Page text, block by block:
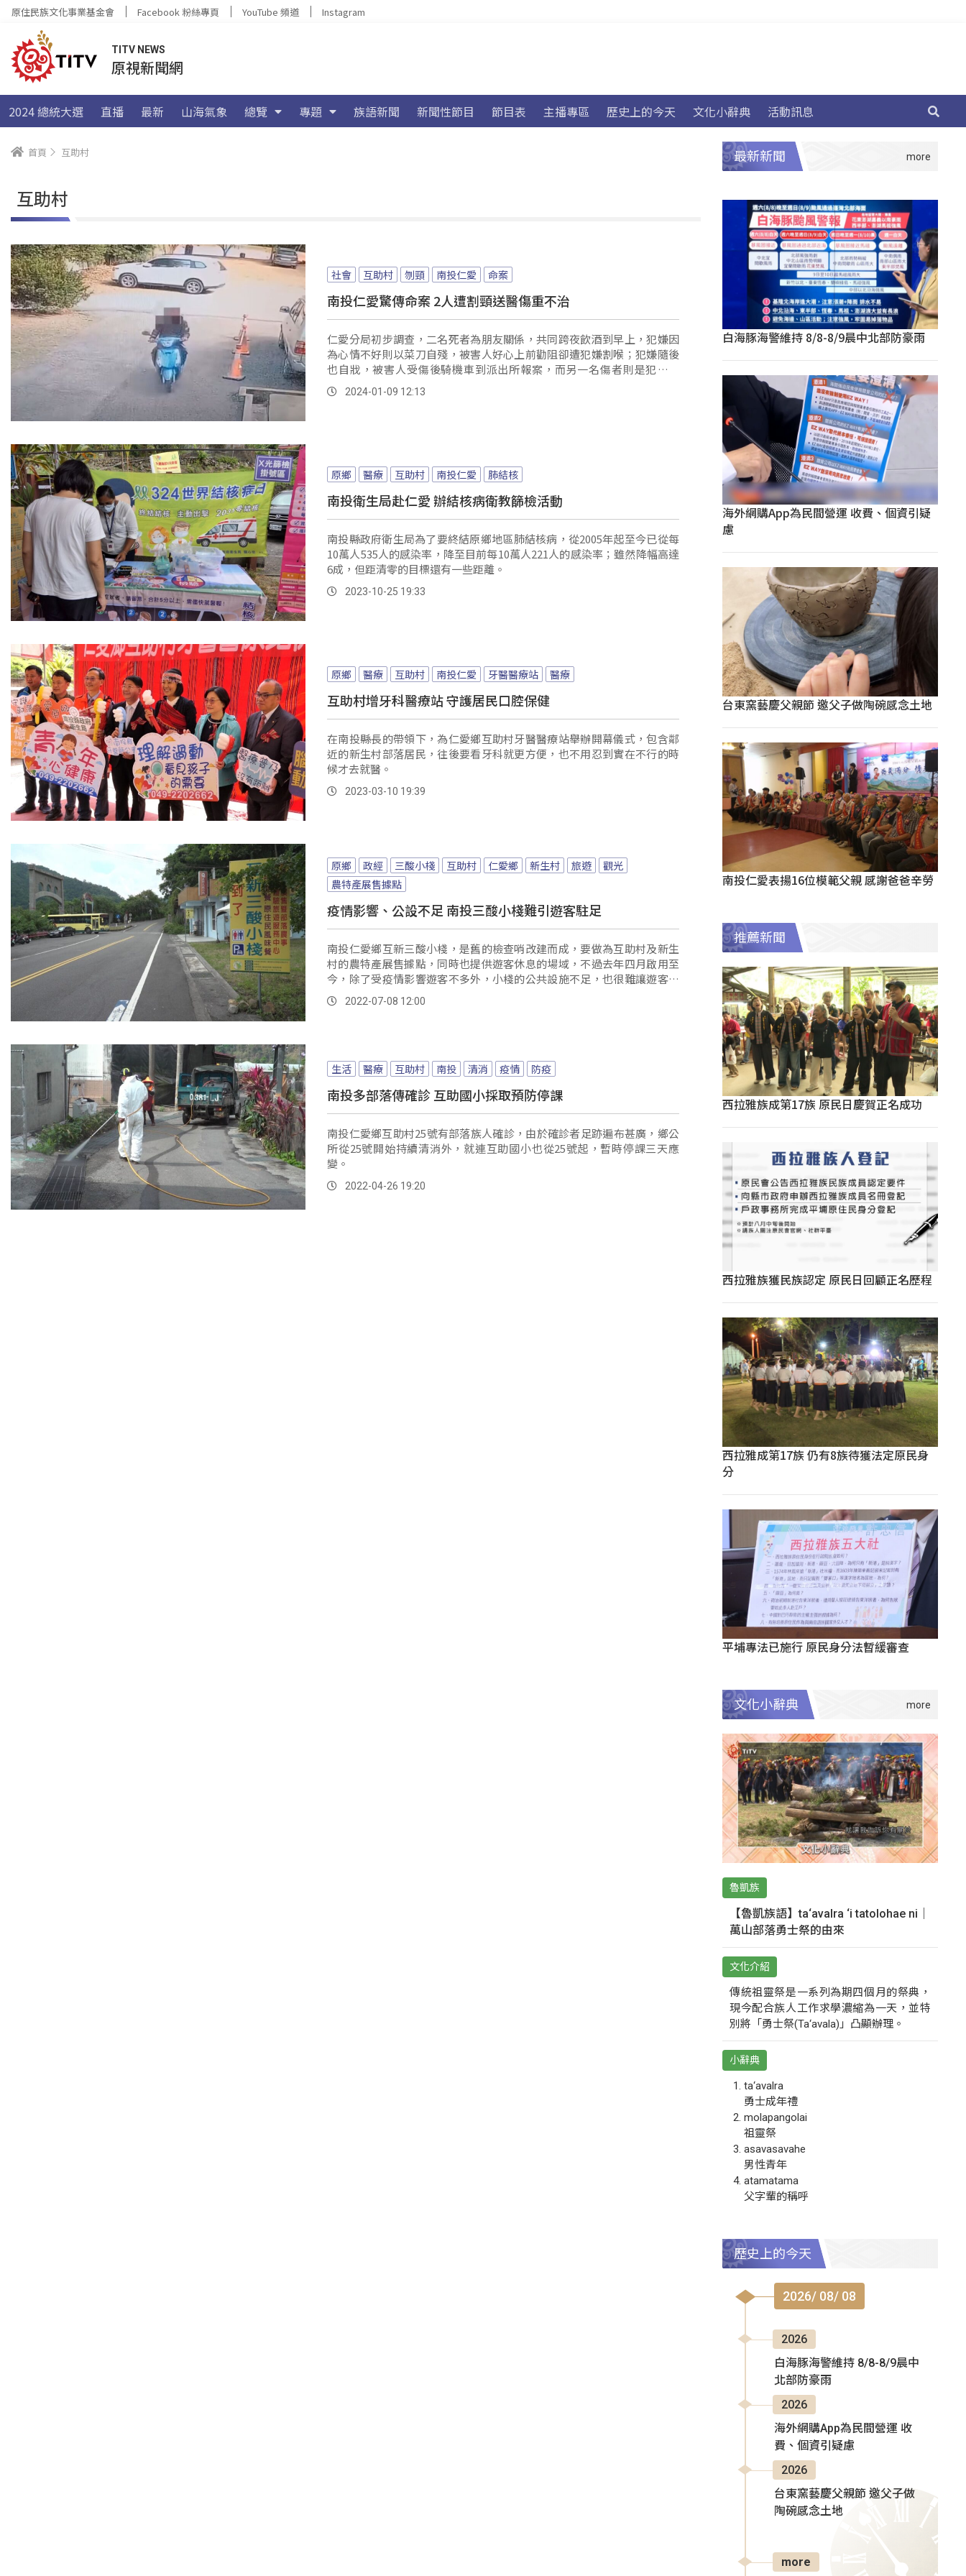
原住民族文化事業基金會 Facebook 粉絲專頁 YouTube 頻道 Instagram
TITV NEWS
原視新聞網
2024 總統大選 直播 最新 山海氣象 總覽 專題 族語新聞 新聞性節目 節目表 主播專區 歷史上的今天 文化小辭典 活動訊息
首頁 互助村
互助村
社會 互助村 刎頸 南投仁愛 命案
南投仁愛驚傳命案 2人遭割頸送醫傷重不治
仁愛分局初步調查，二名死者為朋友關係，共同跨夜飲酒到早上，犯嫌因
為心情不好則以菜刀自殘，被害人好心上前勸阻卻遭犯嫌割喉；犯嫌隨後
也自戕，被害人受傷後騎機車到派出所報案，而另一名傷者則是犯嫌父
親，因為要阻止衝突也遭到攻擊；二名死者皆因為傷勢嚴重失血過多不
治，全案南投警方己報請檢察官相驗、釐清案情。
2024-01-09 12:13
原鄉 醫療 互助村 南投仁愛 肺結核
南投衛生局赴仁愛 辦結核病衛教篩檢活動
南投縣政府衛生局為了要終結原鄉地區肺結核病，從2005年起至今已從每
10萬人535人的感染率，降至目前每10萬人221人的感染率；雖然降幅高達
6成，但距清零的目標還有一些距離。
2023-10-25 19:33
原鄉 醫療 互助村 南投仁愛 牙醫醫療站 醫療
互助村增牙科醫療站 守護居民口腔保健
在南投縣長的帶領下，為仁愛鄉互助村牙醫醫療站舉辦開幕儀式，包含鄰
近的新生村部落居民，往後要看牙科就更方便，也不用忍到實在不行的時
候才去就醫。
2023-03-10 19:39
原鄉 政經 三酸小棧 互助村 仁愛鄉 新生村 旅遊
觀光
農特產展售據點
疫情影響、公設不足 南投三酸小棧難引遊客駐足
南投仁愛鄉互新三酸小棧，是舊的檢查哨改建而成，要做為互助村及新生
村的農特產展售據點，同時也提供遊客休息的場域，不過去年四月啟用至
今，除了受疫情影響遊客不多外，小棧的公共設施不足，也很難讓遊客駐
足停留。
2022-07-08 12:00
生活 醫療 互助村 南投 清消 疫情 防疫
南投多部落傳確診 互助國小採取預防停課
南投仁愛鄉互助村25號有部落族人確診，由於確診者足跡遍布甚廣，鄉公
所從25號開始持續清消外，就連互助國小也從25號起，暫時停課三天應
變。
2022-04-26 19:20
最新新聞
白海豚海警維持 8/8-8/9晨中北部防豪雨
海外網購App為民間營運 收費、個資引疑
慮
台東窯藝慶父親節 邀父子做陶碗感念土地
南投仁愛表揚16位模範父親 感謝爸爸辛勞
推薦新聞
西拉雅族成第17族 原民日慶賀正名成功
西拉雅族獲民族認定 原民日回顧正名歷程
西拉雅成第17族 仍有8族待獲法定原民身
分
平埔專法已施行 原民身分法暫緩審查
文化小辭典
魯凱族
【魯凱族語】ta‘avalra ‘i tatolohae ni｜
萬山部落勇士祭的由來
文化介紹
傳統祖靈祭是一系列為期四個月的祭典，
現今配合族人工作求學濃縮為一天，並特
別將「勇士祭(Ta‘avala)」凸顯辦理。
小辭典
ta‘avalra
勇士成年禮
molapangolai
祖靈祭
asavasavahe
男性青年
atamatama
父字輩的稱呼
歷史上的今天
2026/ 08/ 08
2026
白海豚海警維持 8/8-8/9晨中
北部防豪雨
2026
海外網購App為民間營運 收
費、個資引疑慮
2026
台東窯藝慶父親節 邀父子做
陶碗感念土地
more